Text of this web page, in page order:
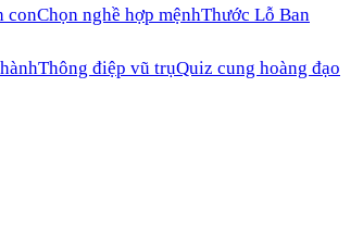
conChọn nghề hợp mệnhThước Lỗ Ban
Thông điệp vũ trụQuiz cung hoàng đạo